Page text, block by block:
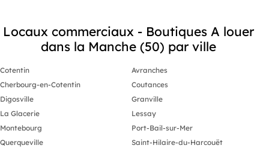
Locaux commerciaux - Boutiques A louer
dans la Manche (50) par ville
Cotentin
Avranches
Cherbourg-en-Cotentin
Coutances
Digosville
Granville
La Glacerie
Lessay
Montebourg
Port-Bail-sur-Mer
Querqueville
Saint-Hilaire-du-Harcouët